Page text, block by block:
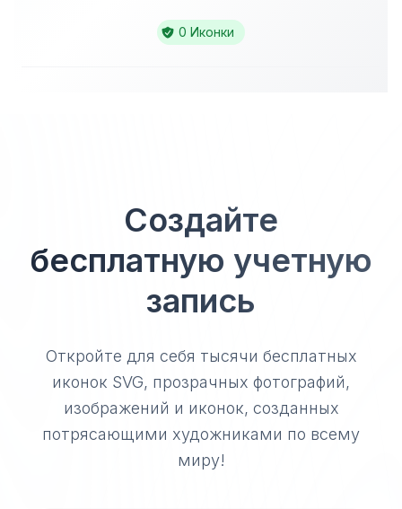
0 Иконки
Создайте
бесплатную учетную
запись
Откройте для себя тысячи бесплатных
иконок SVG, прозрачных фотографий,
изображений и иконок, созданных
потрясающими художниками по всему
миру!